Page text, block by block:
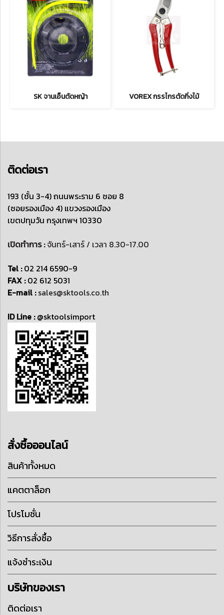
SK จานเอ็นตัดหญ้า VOREX กรรไกรตัดกิ่งไม้
ติดต่อเรา
193 (ชั้น 3-4) ถนนพระราม 6 ซอย 8
(ซอยรองเมือง 4) แขวงรองเมือง
เขตปทุมวัน กรุงเทพฯ 10330
เปิดทำการ :จันทร์-เสาร์ / เวลา 8.30-17.00
Tel :02 214 6590-9
FAX :02 612 5031
E-mail : sales@sktools.co.th
ID Line :@sktoolsimport
สั่งซื้อออนไลน์
สินค้าทั้งหมด
แคตตาล็อก
โปรโมชั่น
วิธีการสั่งซื้อ
แจ้งชำระเงิน
บริษัทของเรา
ติดต่อเรา